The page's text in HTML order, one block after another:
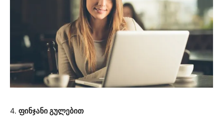
4. ფინჯანი გულებით